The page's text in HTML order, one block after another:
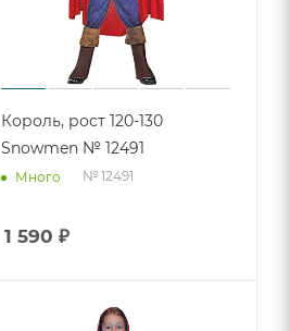
Король, рост 120-130
Snowmen № 12491
Много № 12491
1 590 ₽